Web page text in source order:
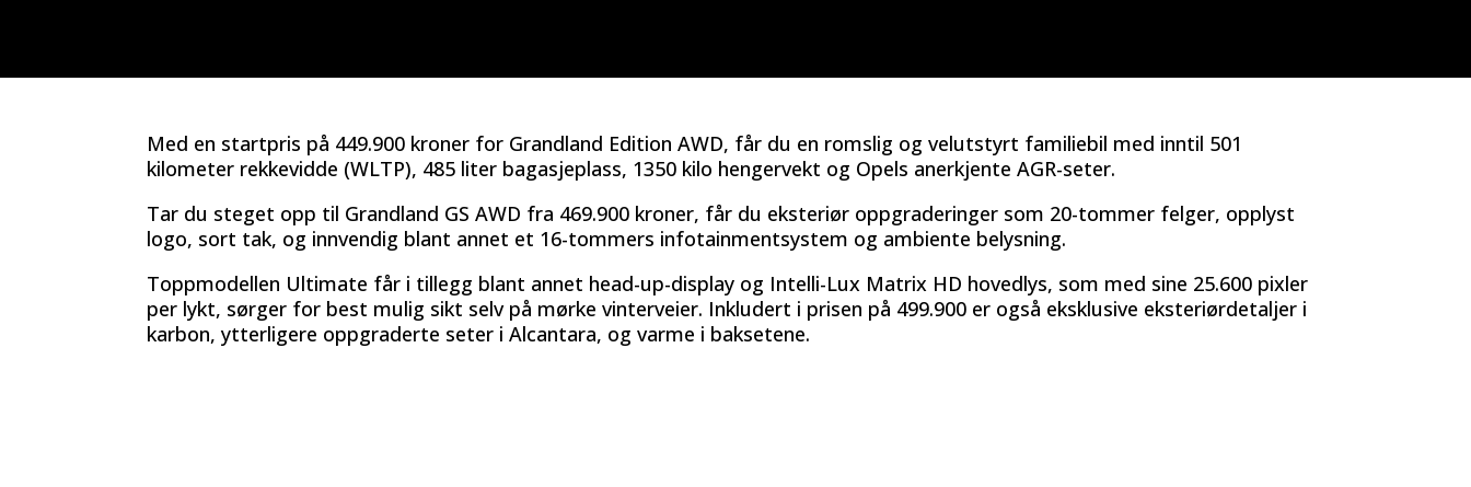
Med en startpris på 449.900 kroner for Grandland Edition AWD, får du en romslig og velutstyrt familiebil med inntil 501
kilometer rekkevidde (WLTP), 485 liter bagasjeplass, 1350 kilo hengervekt og Opels anerkjente AGR-seter.
Tar du steget opp til Grandland GS AWD fra 469.900 kroner, får du eksteriør oppgraderinger som 20-tommer felger, opplyst
logo, sort tak, og innvendig blant annet et 16-tommers infotainmentsystem og ambiente belysning.
Toppmodellen Ultimate får i tillegg blant annet head-up-display og Intelli-Lux Matrix HD hovedlys, som med sine 25.600 pixler
per lykt, sørger for best mulig sikt selv på mørke vinterveier. Inkludert i prisen på 499.900 er også eksklusive eksteriørdetaljer i
karbon, ytterligere oppgraderte seter i Alcantara, og varme i baksetene.